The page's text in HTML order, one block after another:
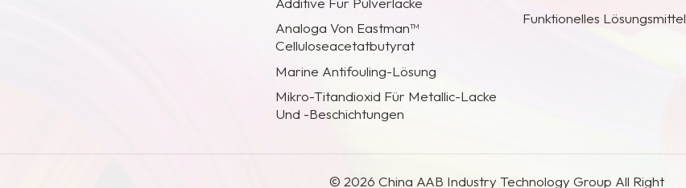
Analoga Von Eastman™
Celluloseacetatbutyrat
Marine Antifouling-Lösung
Mikro-Titandioxid Für Metallic-Lacke
Und -Beschichtungen
Funktionelles Lösungsmittel
© 2026 China AAB Industry Technology Group All Right